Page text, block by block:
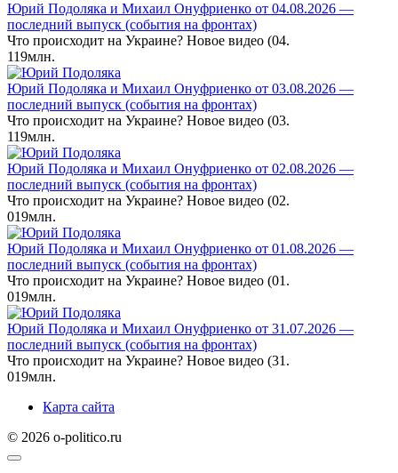
Юрий Подоляка и Михаил Онуфриенко от 04.08.2026 —
последний выпуск (события на фронтах)
Что происходит на Украине? Новое видео (04.
119млн.
Юрий Подоляка и Михаил Онуфриенко от 03.08.2026 —
последний выпуск (события на фронтах)
Что происходит на Украине? Новое видео (03.
119млн.
Юрий Подоляка и Михаил Онуфриенко от 02.08.2026 —
последний выпуск (события на фронтах)
Что происходит на Украине? Новое видео (02.
019млн.
Юрий Подоляка и Михаил Онуфриенко от 01.08.2026 —
последний выпуск (события на фронтах)
Что происходит на Украине? Новое видео (01.
019млн.
Юрий Подоляка и Михаил Онуфриенко от 31.07.2026 —
последний выпуск (события на фронтах)
Что происходит на Украине? Новое видео (31.
019млн.
Карта сайта
© 2026 o-politico.ru